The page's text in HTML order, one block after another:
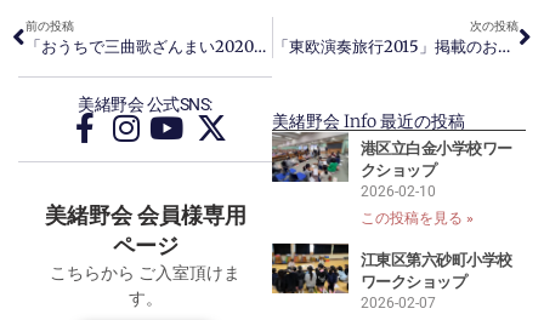
前の投稿
「おうちで三曲歌ざんまい2020♪」のお知らせ
次の投稿
「東欧演奏旅行2015」掲載のお知らせ
美緒野会 公式SNS:
美緒野会 会員様専用
ページ
こちらから ご入室頂けま
す。
美緒野会 Info 最近の投稿
港区立白金小学校ワー
クショップ
2026-02-10
この投稿を見る »
江東区第六砂町小学校
ワークショップ
2026-02-07